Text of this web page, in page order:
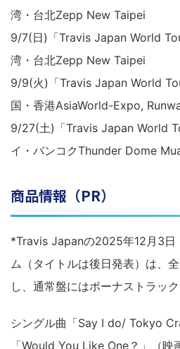
湾・台北Zepp New Taipei
9/7(日)「Travis Japan World
湾・台北Zepp New Taipei
9/9(火)「Travis Japan World
国・香港AsiaWorld-Expo,
9/27(土)「Travis Japan World
イ・バンコクThunder Dome
商品情報（PR）
*Travis Japanの2025年12月3日
ム（タイトルは後日発表）は、
し、通常盤にはボーナストラッ
シングル曲「Say I do/ Tokyo
「Would You Like One？」（映